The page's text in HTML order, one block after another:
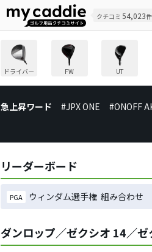
クチコミ 54,023件
ドライバー FW UT
急上昇ワード #JPX ONE #ONOFF
リーダーボード
PGA ウィンダム選手権 組み合わせ
ダンロップ／ゼクシオ 14／